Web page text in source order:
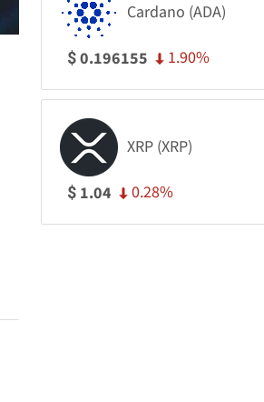
Cardano (ADA)
$0.196155 1.90%
XRP (XRP)
$ 1.04 0.28%